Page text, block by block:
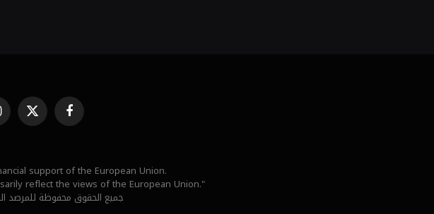
فيسبوك X
support of the European Union.
reflect the views of the European Union."
جميع الحقوق محفوظة للمرصد